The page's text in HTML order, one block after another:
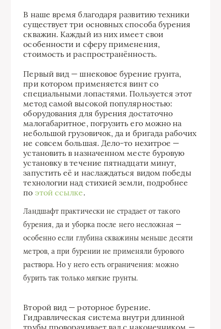
В наше время благодаря развитию техники
существует три основных способа бурения
скважин. Каждый из них имеет свои
особенности и сферу применения,
стоимость и распространённость.
Первый вид — шнековое бурение грунта,
при котором применяется винт со
специальными лопастями. Пользуется этот
метод самой высокой популярностью:
оборудования для бурения достаточно
малогабаритное, погрузить его можно на
небольшой грузовичок, да и бригада рабочих
не совсем большая. Дело-то нехитрое —
установить в назначенном месте буровую
установку в течение пятнадцати минут,
запустить её и наслаждаться видом победы
технологии над стихией земли, подробнее
по этой ссылке.
Ландшафт практически не страдает от такого
бурения, да и уборка после него несложная —
особенно если глубина скважины меньше десяти
метров, а при бурении не применяли бурового
раствора. Но у него есть ограничения: можно
бурить так только мягкие грунты.
Второй вид — роторное бурение.
Гидравлическая система внутри длинной
трубы проворачивает вал с наконечником —